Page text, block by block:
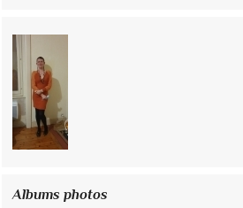
Albums photos